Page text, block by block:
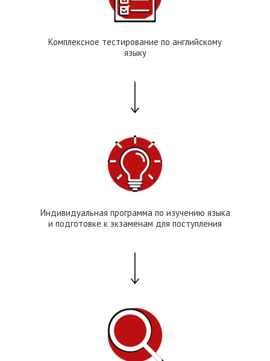
Комплексное тестирование по английскому
языку
Индивидуальная программа по изучению языка
и подготовке к экзаменам для поступления